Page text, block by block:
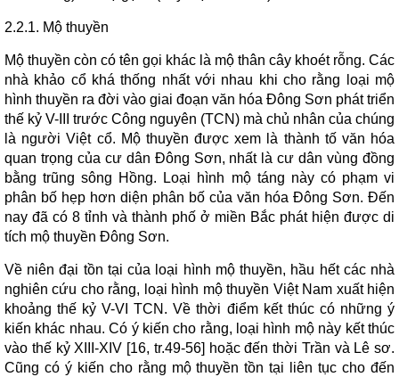
2.2.1. Mộ thuyền
Mộ thuyền còn có tên gọi khác là mộ thân cây khoét rỗng. Các
nhà khảo cổ khá thống nhất với nhau khi cho rằng loại mộ
hình thuyền ra đời vào giai đoạn văn hóa Đông Sơn phát triển
thế kỷ V-III trước Công nguyên (TCN) mà chủ nhân của chúng
là người Việt cổ. Mộ thuyền được xem là thành tố văn hóa
quan trọng của cư dân Đông Sơn, nhất là cư dân vùng đồng
bằng trũng sông Hồng. Loại hình mộ táng này có phạm vi
phân bố hẹp hơn diện phân bố của văn hóa Đông Sơn. Đến
nay đã có 8 tỉnh và thành phố ở miền Bắc phát hiện được di
tích mộ thuyền Đông Sơn.
Về niên đại tồn tại của loại hình mộ thuyền, hầu hết các nhà
nghiên cứu cho rằng, loại hình mộ thuyền Việt Nam xuất hiện
khoảng thế kỷ V-VI TCN. Về thời điểm kết thúc có những ý
kiến khác nhau. Có ý kiến cho rằng, loại hình mộ này kết thúc
vào thế kỷ XIII-XIV [16, tr.49-56] hoặc đến thời Trần và Lê sơ.
Cũng có ý kiến cho rằng mộ thuyền tồn tại liên tục cho đến